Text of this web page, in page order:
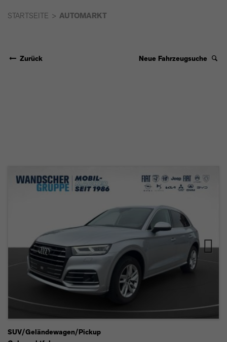
STARTSEITE AUTOMARKT
Zurück Neue Fahrzeugsuche
SUV/Geländewagen/Pickup